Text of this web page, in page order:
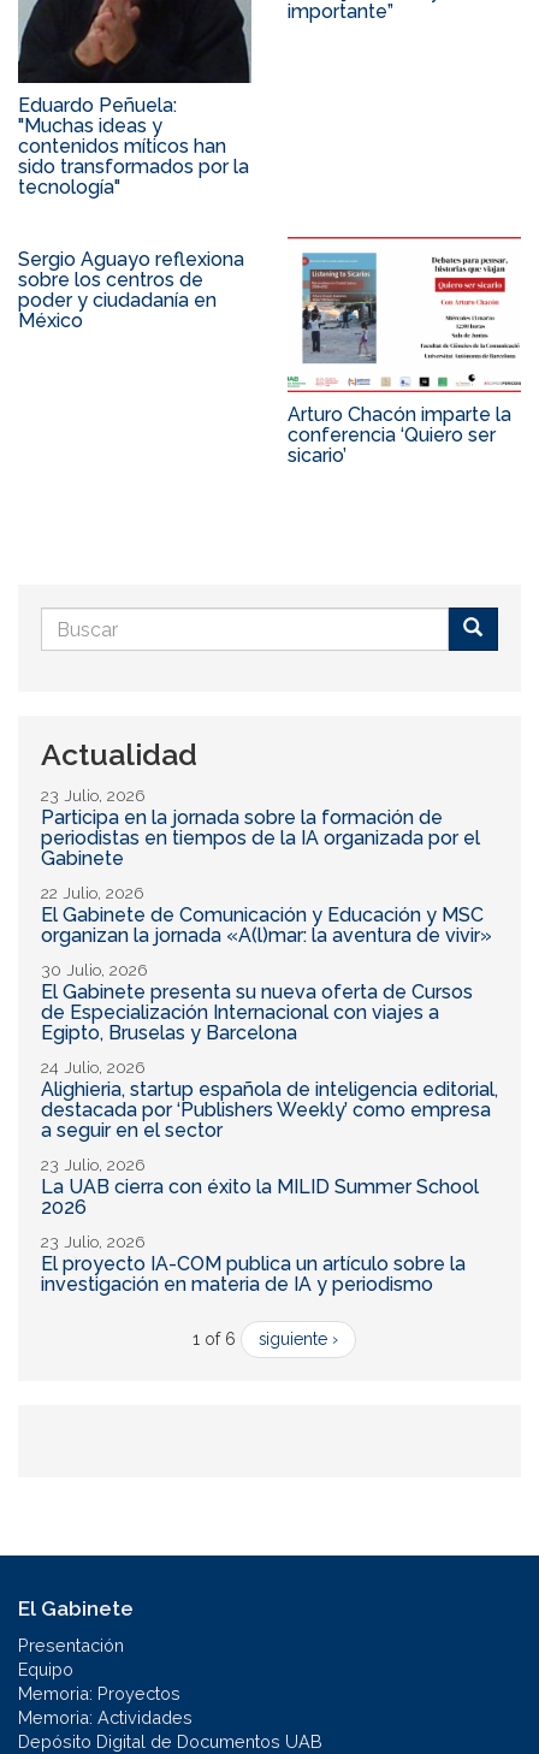
Eduardo Peñuela:
"Muchas ideas y
contenidos míticos han
sido transformados por la
tecnología"
importante”
Sergio Aguayo reflexiona
sobre los centros de
poder y ciudadanía en
México
Arturo Chacón imparte la
conferencia ‘Quiero ser
sicario’
Formulario
de
Actualidad
23 Julio, 2026
Participa en la jornada sobre la formación de
periodistas en tiempos de la IA organizada por el
Gabinete
22 Julio, 2026
El Gabinete de Comunicación y Educación y MSC
organizan la jornada «A(l)mar: la aventura de vivir»
30 Julio, 2026
El Gabinete presenta su nueva oferta de Cursos
de Especialización Internacional con viajes a
Egipto, Bruselas y Barcelona
24 Julio, 2026
Alighieria, startup española de inteligencia editorial,
destacada por ‘Publishers Weekly’ como empresa
a seguir en el sector
23 Julio, 2026
La UAB cierra con éxito la MILID Summer School
2026
23 Julio, 2026
El proyecto IA-COM publica un artículo sobre la
investigación en materia de IA y periodismo
1 of 6 siguiente ›
El Gabinete
Presentación
Equipo
Memoria: Proyectos
Memoria: Actividades
Depósito Digital de Documentos UAB